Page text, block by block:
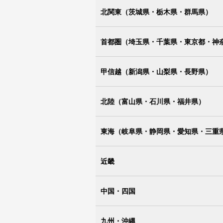
北関東（茨城県・栃木県・群馬県）
首都圏（埼玉県・千葉県・東京都・神
甲信越（新潟県・山梨県・長野県）
北陸（富山県・石川県・福井県）
東海（岐阜県・静岡県・愛知県・三重
近畿
中国・四国
九州・沖縄